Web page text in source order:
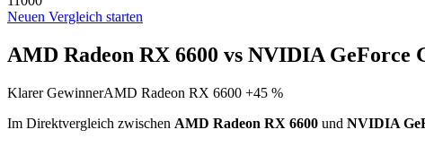
Neuen Vergleich starten
AMD Radeon RX 6600 vs NVIDIA GeForce
Klarer GewinnerAMD Radeon RX 6600 +45 %
Im Direktvergleich zwischen AMD Radeon RX 6600 und NVIDIA